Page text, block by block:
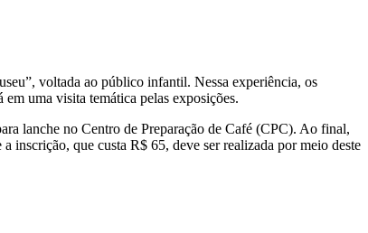
voltada ao público infantil. Nessa experiência, os
uma visita temática pelas exposições.
lanche no Centro de Preparação de Café (CPC). Ao final,
inscrição, que custa R$ 65, deve ser realizada por meio deste